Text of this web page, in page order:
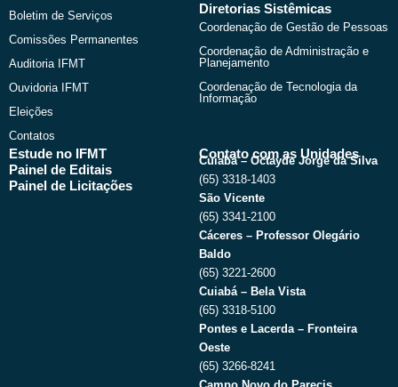
Boletim de Serviços
Comissões Permanentes
Auditoria IFMT
Ouvidoria IFMT
Eleições
Contatos
Diretorias Sistêmicas
Coordenação de Gestão de Pessoas
Coordenação de Administração e
Planejamento
Coordenação de Tecnologia da
Informação
Estude no IFMT
Painel de Editais
Painel de Licitações
Contato com as Unidades
Cuiabá – Octayde Jorge da Silva
(65) 3318-1403
São Vicente
(65) 3341-2100
Cáceres – Professor Olegário
Baldo
(65) 3221-2600
Cuiabá – Bela Vista
(65) 3318-5100
Pontes e Lacerda – Fronteira
Oeste
(65) 3266-8241